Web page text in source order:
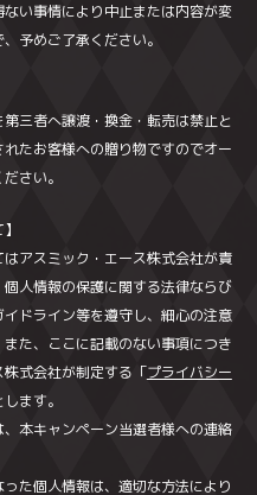
ない事情により中止または内容が変
予めご了承ください。
三者へ譲渡・換金・転売は禁止と
たお客様への贈り物ですのでオー
さい。
はアスミック・エース株式会社が責
人情報の保護に関する法律ならび
ドライン等を遵守し、細心の注意
た、ここに記載のない事項につき
式会社が制定する「プライバシー
ます。
、本キャンペーン当選者様への連絡
た個人情報は、適切な方法により